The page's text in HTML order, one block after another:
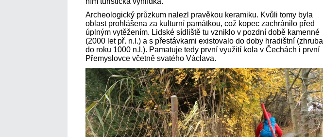
Archeologický průzkum nalezl pravěkou keramiku. Kvůli tomy byla
oblast prohlášena za kulturní památkou, což kopec zachránilo před
úplným vytěžením. Lidské sídliště tu vzniklo v pozdní době kamenné
(2000 let př. n.l.) a s přestávkami existovalo do doby hradištní (zhruba
do roku 1000 n.l.). Pamatuje tedy první využití kola v Čechách i první
Přemyslovce včetně svatého Václava.